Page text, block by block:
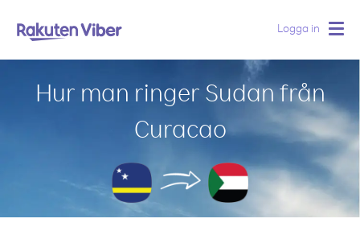
Logga in
Hur man ringer Sudan från
Curacao